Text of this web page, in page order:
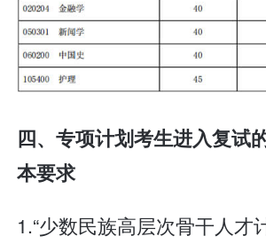
四、专项计划考生进入复试
本要求
1.“少数民族高层次骨干人才